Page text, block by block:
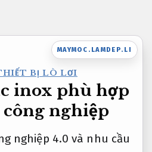
MAYMOC.LAMDEP.LI
BỊ LÒ LƠI
inox phù hợp
nghiệp
nghiệp 4.0 và nhu cầu